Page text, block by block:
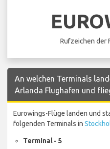
Rufzeichen der
An welchen Terminals
Arlanda Flughafen und
Eurowings-Flüge landen und
folgenden Terminals in
Terminal - 5